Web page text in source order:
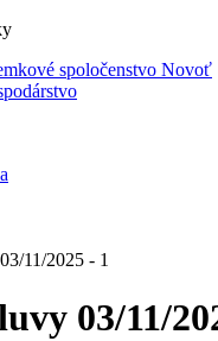
spoločenstvo Novoť
11/2025 - 1
03/11/